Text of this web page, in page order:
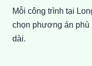
Mỗi công trình tại
chọn phương án phù
dài.